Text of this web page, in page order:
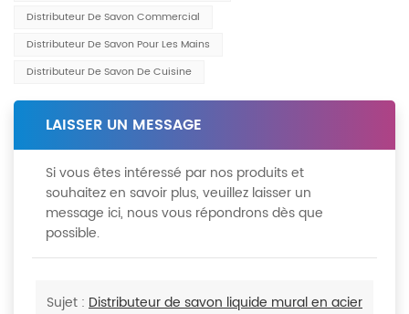
Distributeur De Savon Commercial
Distributeur De Savon Pour Les Mains
Distributeur De Savon De Cuisine
LAISSER UN MESSAGE
Si vous êtes intéressé par nos produits et
souhaitez en savoir plus, veuillez laisser un
message ici, nous vous répondrons dès que
possible.
Sujet : Distributeur de savon liquide mural en acier